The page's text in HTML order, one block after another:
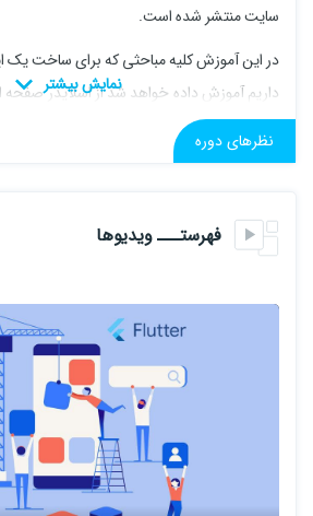
سایت منتشر شده است.
در این آموزش کلیه مباحثی که برای ساخت یک
داریم آموزش داده خواهد شد از اسلایدر
امکانات دیگر...
نظرهای دوره
فهرستـــ ویدیوها